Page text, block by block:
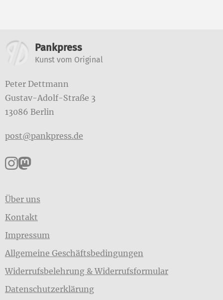
Weitere Informationen
Pankpress
Kunst vom Original
Peter Dettmann
Gustav-Adolf-Straße 3
13086 Berlin
post@pankpress.de
Pankpress auf Instagram
Pankpress auf Mastodon
Über uns
Kontakt
Impressum
Allgemeine Geschäftsbedingungen
Widerrufsbelehrung & Widerrufsformular
Datenschutzerklärung